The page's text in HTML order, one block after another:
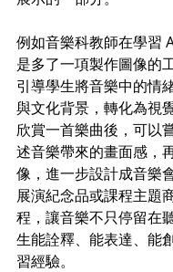
例如音樂科教師在學習
是多了一項製作圖像的
引導學生將音樂中的情
與文化背景，轉化為視
欣賞一首樂曲後，可以
述音樂帶來的畫面感，
像，進一步設計成音樂
展演紀念品或課程主題
程，讓音樂不只停留在
生能詮釋、能表達、能
習經驗。